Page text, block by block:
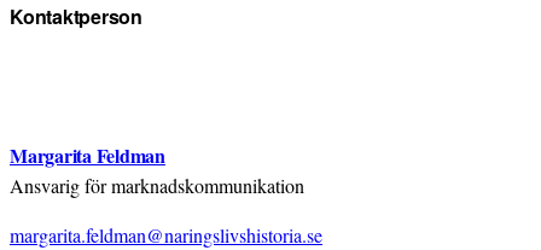
Kontaktperson
Margarita Feldman
Ansvarig för marknadskommunikation
margarita.feldman@naringslivshistoria.se